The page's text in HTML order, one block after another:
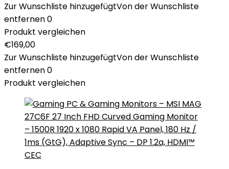
Zur Wunschliste hinzugefügtVon der Wunschliste
entfernen0
Produkt vergleichen
€169,00
Zur Wunschliste hinzugefügtVon der Wunschliste
entfernen0
Produkt vergleichen